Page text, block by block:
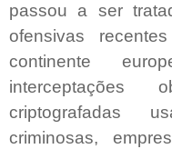
passou a ser
ofensivas
continente
interceptações
criptografadas
criminosas,